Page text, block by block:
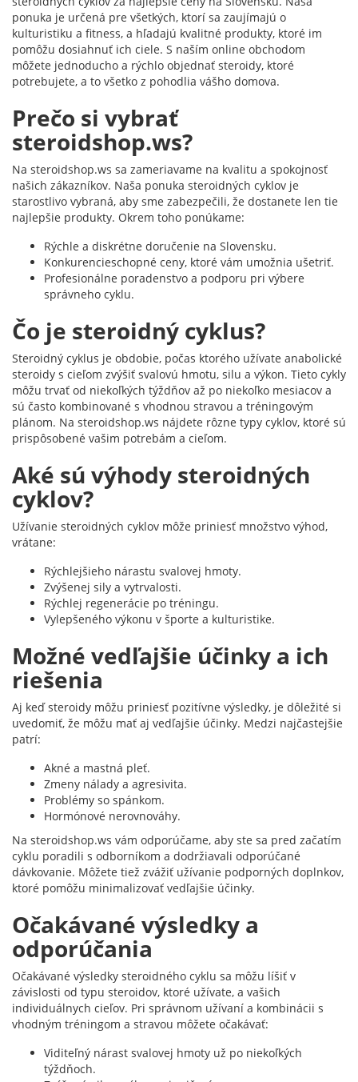
ponuka je určená pre všetkých, ktorí sa zaujímajú o
kulturistiku a fitness, a hľadajú kvalitné produkty, ktoré im
pomôžu dosiahnuť ich ciele. S naším online obchodom
môžete jednoducho a rýchlo objednať steroidy, ktoré
potrebujete, a to všetko z pohodlia vášho domova.
Prečo si vybrať
steroidshop.ws?
Na steroidshop.ws sa zameriavame na kvalitu a spokojnosť
našich zákazníkov. Naša ponuka steroidných cyklov je
starostlivo vybraná, aby sme zabezpečili, že dostanete len tie
najlepšie produkty. Okrem toho ponúkame:
Rýchle a diskrétne doručenie na Slovensku.
Konkurencieschopné ceny, ktoré vám umožnia ušetriť.
Profesionálne poradenstvo a podporu pri výbere
správneho cyklu.
Čo je steroidný cyklus?
Steroidný cyklus je obdobie, počas ktorého užívate anabolické
steroidy s cieľom zvýšiť svalovú hmotu, silu a výkon. Tieto cykly
môžu trvať od niekoľkých týždňov až po niekoľko mesiacov a
sú často kombinované s vhodnou stravou a tréningovým
plánom. Na steroidshop.ws nájdete rôzne typy cyklov, ktoré sú
prispôsobené vašim potrebám a cieľom.
Aké sú výhody steroidných
cyklov?
Užívanie steroidných cyklov môže priniesť množstvo výhod,
vrátane:
Rýchlejšieho nárastu svalovej hmoty.
Zvýšenej sily a vytrvalosti.
Rýchlej regenerácie po tréningu.
Vylepšeného výkonu v športe a kulturistike.
Možné vedľajšie účinky a ich
riešenia
Aj keď steroidy môžu priniesť pozitívne výsledky, je dôležité si
uvedomiť, že môžu mať aj vedľajšie účinky. Medzi najčastejšie
patrí:
Akné a mastná pleť.
Zmeny nálady a agresivita.
Problémy so spánkom.
Hormónové nerovnováhy.
Na steroidshop.ws vám odporúčame, aby ste sa pred začatím
cyklu poradili s odborníkom a dodržiavali odporúčané
dávkovanie. Môžete tiež zvážiť užívanie podporných doplnkov,
ktoré pomôžu minimalizovať vedľajšie účinky.
Očakávané výsledky a
odporúčania
Očakávané výsledky steroidného cyklu sa môžu líšiť v
závislosti od typu steroidov, ktoré užívate, a vašich
individuálnych cieľov. Pri správnom užívaní a kombinácii s
vhodným tréningom a stravou môžete očakávať:
Viditeľný nárast svalovej hmoty už po niekoľkých
týždňoch.